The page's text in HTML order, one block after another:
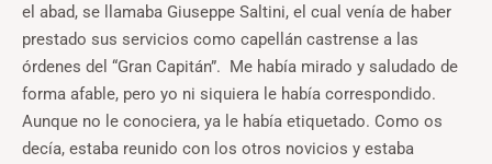
el abad, se llamaba Giuseppe Saltini, el cual venía de haber
prestado sus servicios como capellán castrense a las
órdenes del “Gran Capitán”. Me había mirado y saludado de
forma afable, pero yo ni siquiera le había correspondido.
Aunque no le conociera, ya le había etiquetado. Como os
decía, estaba reunido con los otros novicios y estaba